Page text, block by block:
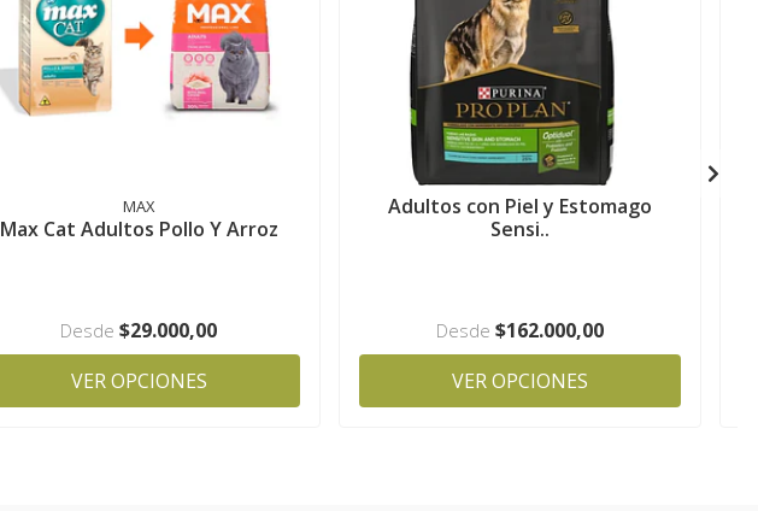
MAX
Max Cat Adultos Pollo Y Arroz
Desde$29.000,00
VER OPCIONES
Adultos con Piel y Estomago
Sensi..
Desde $162.000,00
VER OPCIONES